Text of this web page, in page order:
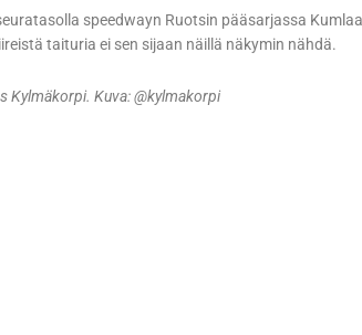
speedwayn Ruotsin pääsarjassa
taituria ei sen sijaan näillä näkymin nähdä.
Kylmäkorpi. Kuva: @kylmakorpi